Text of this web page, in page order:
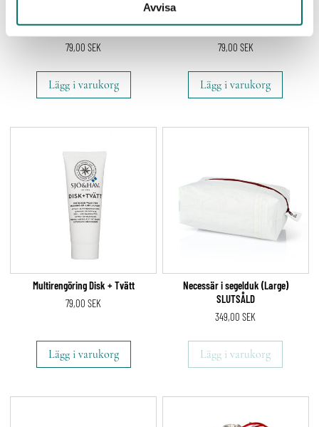
Avvisa
Multirengöring Hår + Kropp (Hair +
Body, Slut i lager)
79,00SEK
Lägg i varukorg
produkter kvar i lager)
79,00 SEK
Lägg i varukorg
Multirengöring Disk + Tvätt
79,00SEK
Lägg i varukorg
Necessär i segelduk (Large)
SLUTSÅLD
349,00SEK
Lägg i varukorg